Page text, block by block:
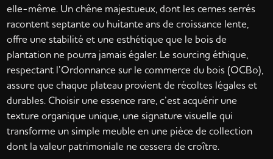
elle-même. Un chêne majestueux, dont les cernes serrés
racontent septante ou huitante ans de croissance lente,
offre une stabilité et une esthétique que le bois de
plantation ne pourra jamais égaler. Le sourcing éthique,
respectant l’Ordonnance sur le commerce du bois (OCBo),
assure que chaque plateau provient de récoltes légales et
durables. Choisir une essence rare, c’est acquérir une
texture organique unique, une signature visuelle qui
transforme un simple meuble en une pièce de collection
dont la valeur patrimoniale ne cessera de croître.